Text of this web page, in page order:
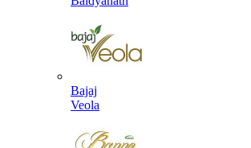
Bajaj
Veola